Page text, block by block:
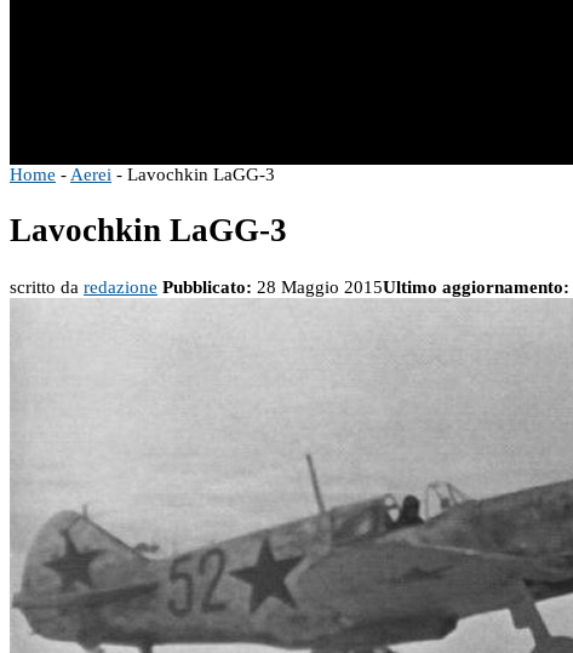
Home - Aerei - Lavochkin LaGG-3
Lavochkin LaGG-3
scritto da redazione Pubblicato: 28 Maggio 2015Ultimo aggiornamento: